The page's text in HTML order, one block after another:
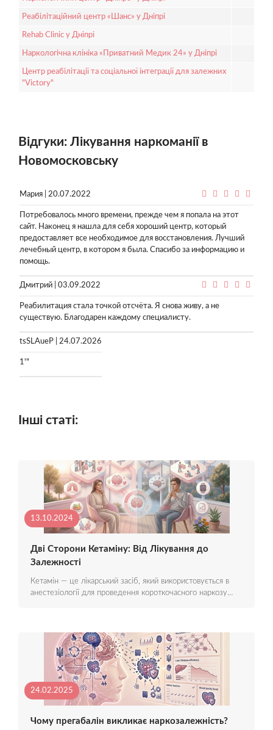
Реабілітаційний центр «Шанс» у Дніпрі
Rehab Clinic у Дніпрі
Наркологічна клініка «Приватний Медик 24» у Дніпрі
Центр реабілітації та соціальної інтеграції для залежних
"Victory"
Відгуки: Лікування наркоманії в
Новомосковську
Мария | 20.07.2022
Потребовалось много времени, прежде чем я попала на этот
сайт. Наконец я нашла для себя хороший центр, который
предоставляет все необходимое для восстановления. Лучший
лечебный центр, в котором я была. Спасибо за информацию и
помощь.
Дмитрий | 03.09.2022
Реабилитация стала точкой отсчёта. Я снова живу, а не
существую. Благодарен каждому специалисту.
tsSLAueP | 24.07.2026
1'"
Інші статі:
13.10.2024
Дві Сторони Кетаміну: Від Лікування до
Залежності
Кетамін — це лікарський засіб, який використовується в
анестезіології для проведення короткочасного наркозу…
24.02.2025
Чому прегабалін викликає наркозалежність?